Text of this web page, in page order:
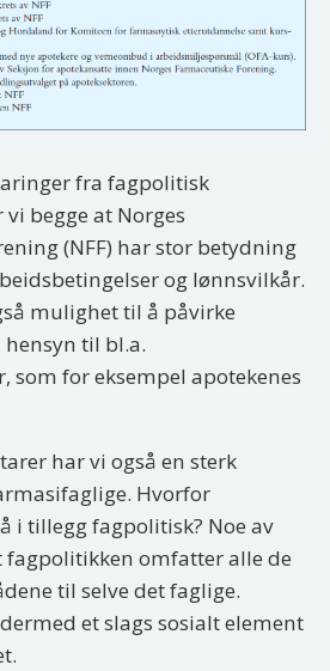
fra fagpolitisk
begge at Norges
(NFF) har stor betydning
og lønnsvilkår.
mulighet til å påvirke
til bl.a.
som for eksempel apotekenes
har vi også en sterk
Hvorfor
i tillegg fagpolitisk? Noe av
fagpolitikken omfatter alle de
til selve det faglige.
et slags sosialt element